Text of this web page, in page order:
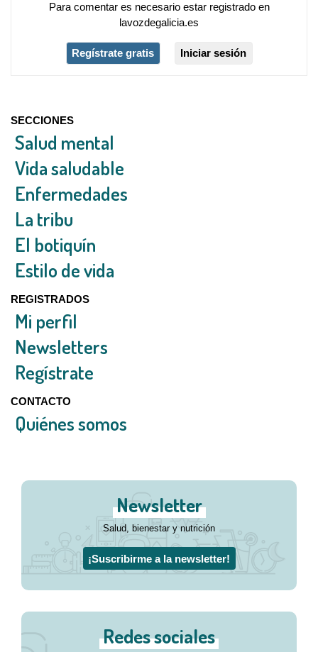
Para comentar es necesario estar registradoen
lavozdegalicia.es
Regístrate gratis Iniciar sesión
SECCIONES
Salud mental
Vida saludable
Enfermedades
La tribu
El botiquín
Estilo de vida
REGISTRADOS
Mi perfil
Newsletters
Regístrate
CONTACTO
Quiénes somos
Newsletter
Salud, bienestar y nutrición
¡Suscribirme a la newsletter!
Redes sociales